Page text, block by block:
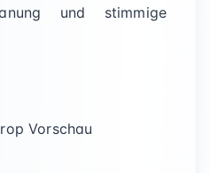
und stimmige
Vorschau